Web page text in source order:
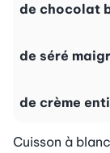
de chocolat
de séré
de crème
Cuisson à